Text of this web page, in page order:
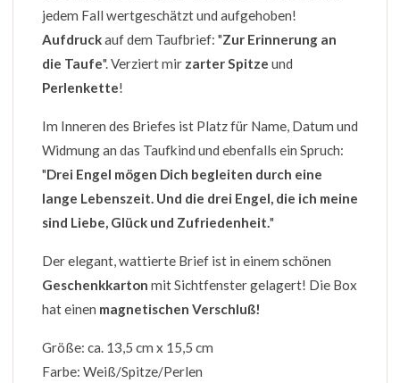
jedem Fall wertgeschätzt und aufgehoben!
Aufdruckauf dem Taufbrief: "Zur Erinnerung an
die Taufe". Verziert mir zarter Spitze und
Perlenkette!
Im Inneren des Briefes ist Platz für Name, Datum und
Widmung an das Taufkind und ebenfalls ein Spruch:
"Drei Engel mögen Dich begleiten durch eine
lange Lebenszeit. Und die drei Engel, die ich meine
sind Liebe, Glück und Zufriedenheit."
Der elegant, wattierte Brief ist in einem schönen
Geschenkkarton mit Sichtfenster gelagert! Die Box
hat einen magnetischen Verschluß!
Größe: ca. 13,5 cm x 15,5 cm
Farbe: Weiß/Spitze/Perlen